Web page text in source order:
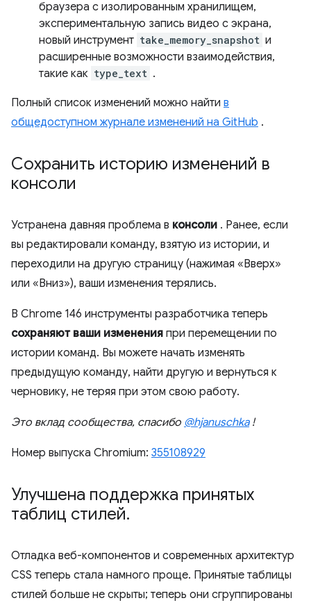
браузера с изолированным хранилищем,
экспериментальную запись видео с экрана,
новый инструмент take_memory_snapshot и
расширенные возможности взаимодействия,
такие как type_text .
Полный список изменений можно найти в
общедоступном журнале изменений на GitHub .
Сохранить историю изменений в
консоли
Устранена давняя проблема в консоли . Ранее, если
вы редактировали команду, взятую из истории, и
переходили на другую страницу (нажимая «Вверх»
или «Вниз»), ваши изменения терялись.
В Chrome 146 инструменты разработчика теперь
сохраняют ваши изменения при перемещении по
истории команд. Вы можете начать изменять
предыдущую команду, найти другую и вернуться к
черновику, не теряя при этом свою работу.
Это вклад сообщества, спасибо @hjanuschka!
Номер выпуска Chromium: 355108929
Улучшена поддержка принятых
таблиц стилей.
Отладка веб-компонентов и современных архитектур
CSS теперь стала намного проще. Принятые таблицы
стилей больше не скрыты; теперь они сгруппированы